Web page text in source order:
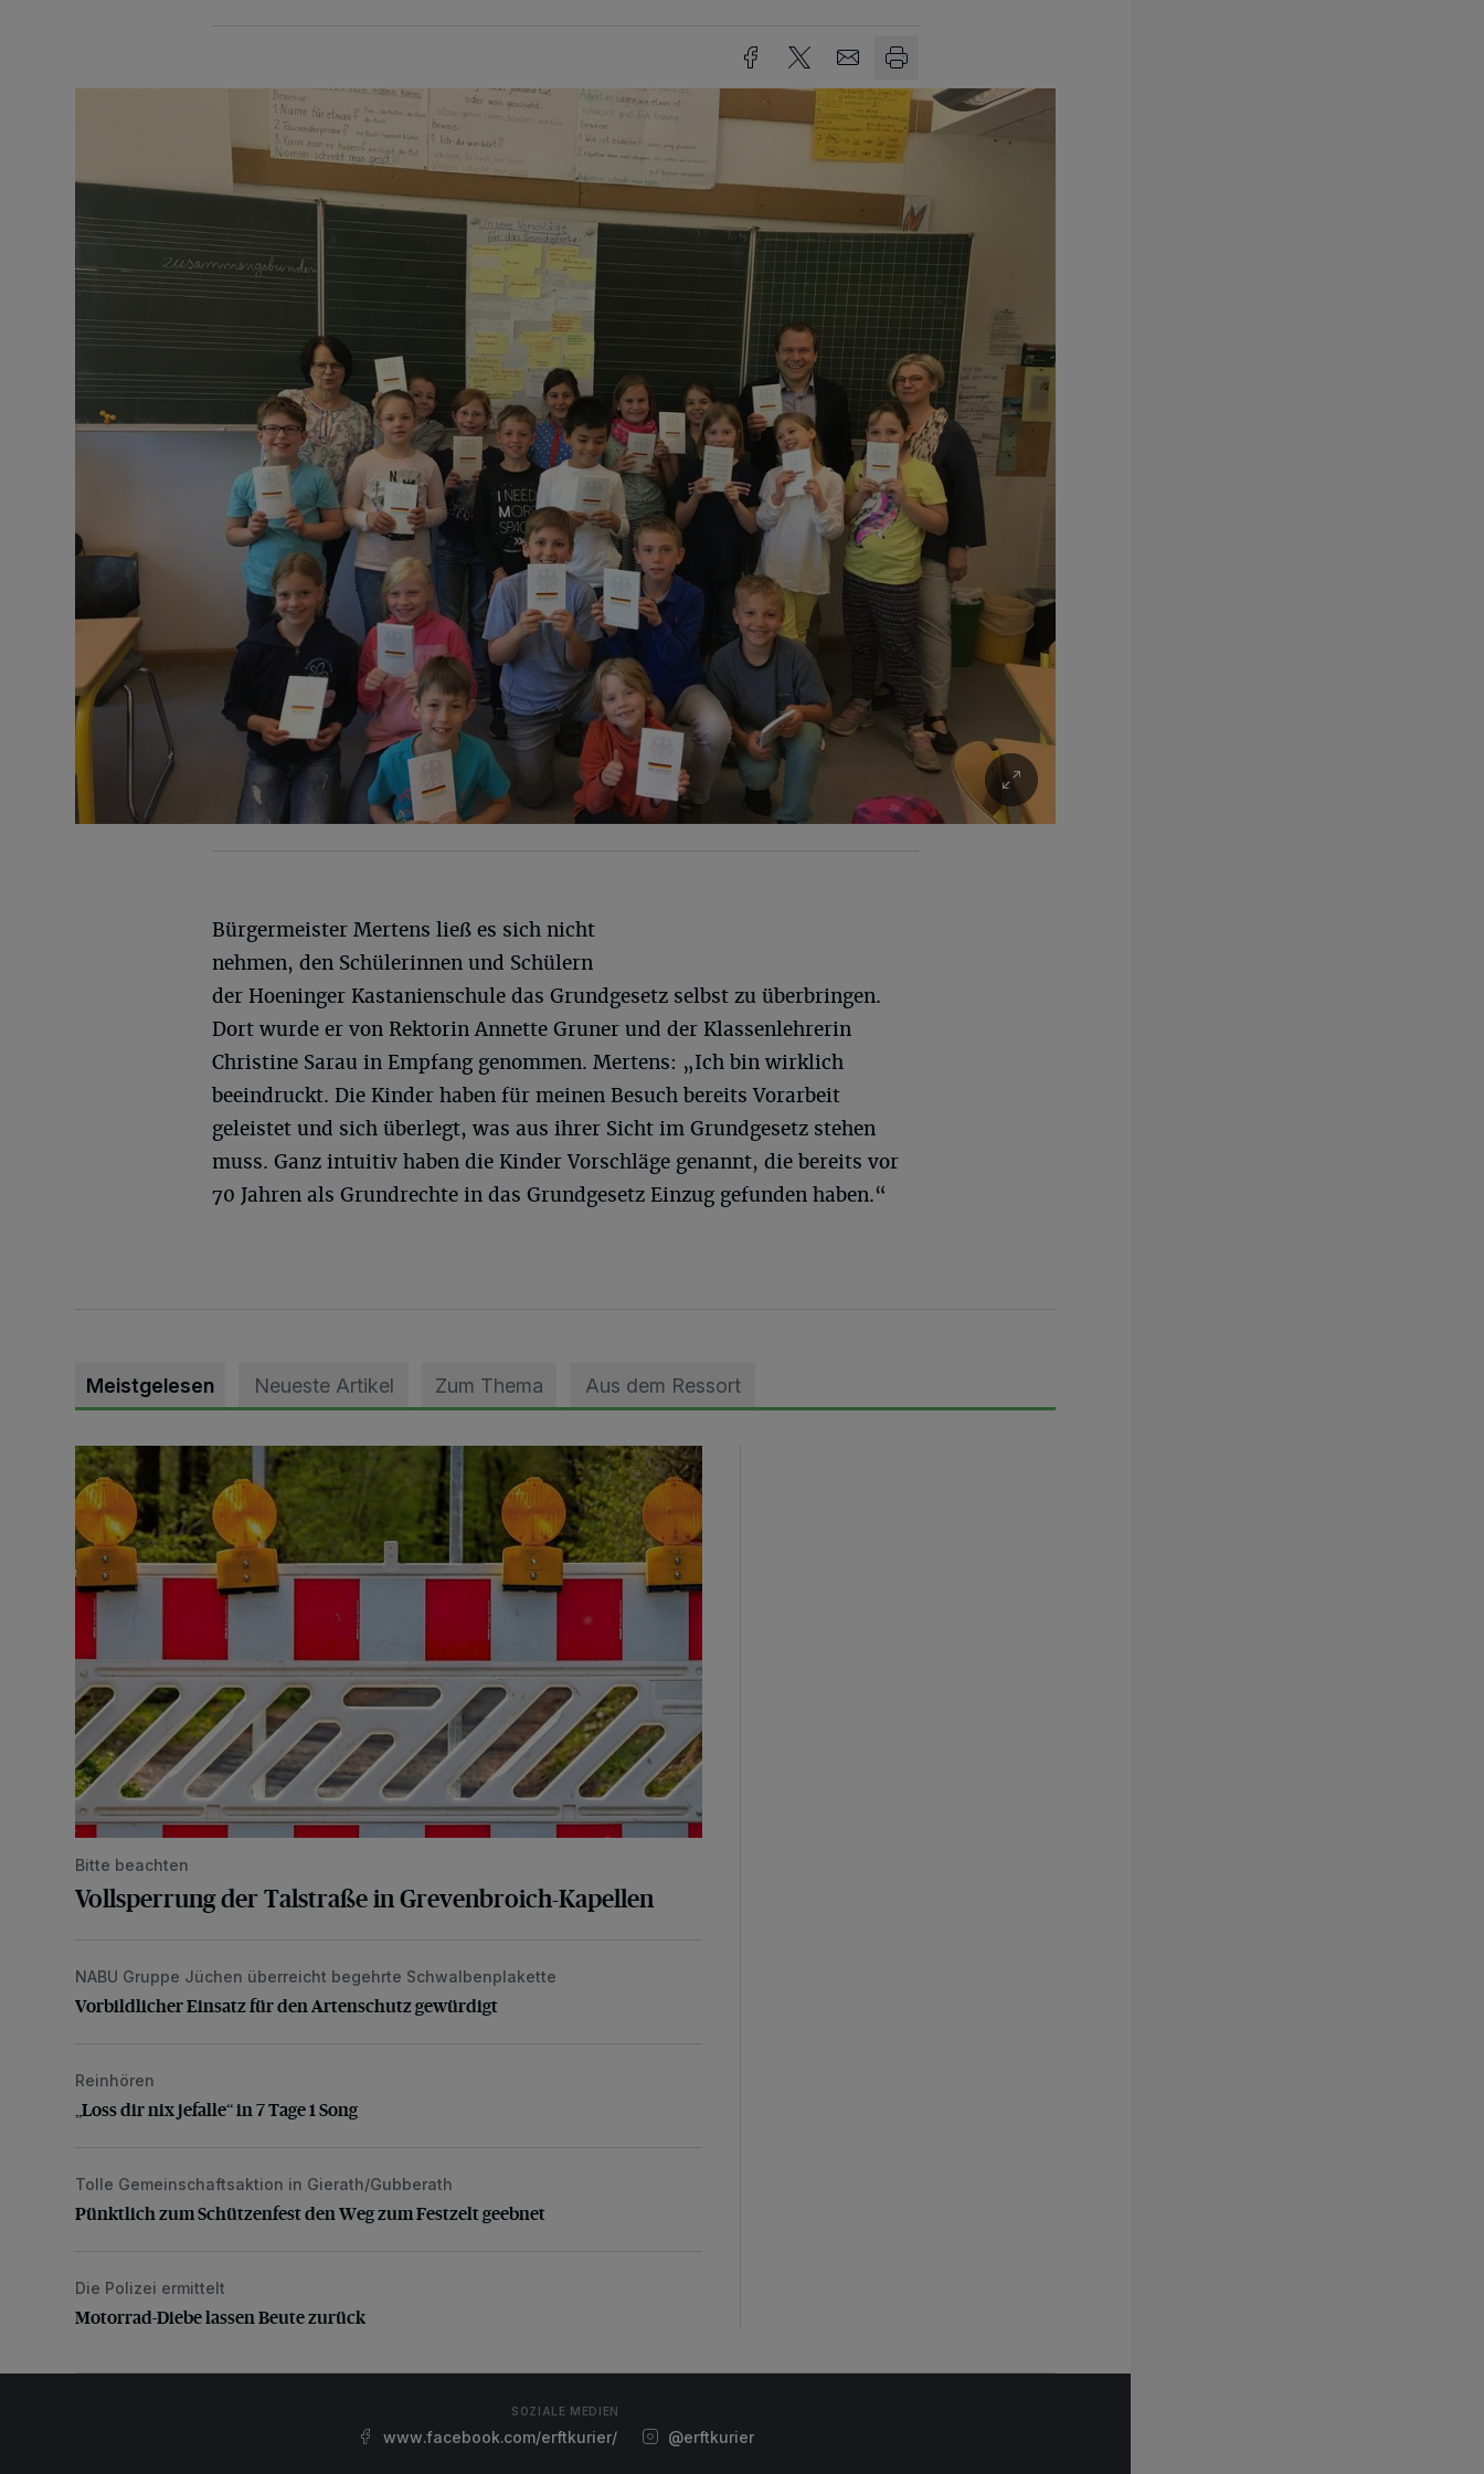
Bürgermeister Mertens ließ es sich nicht
nehmen, den Schülerinnen und Schülern
der Hoeninger Kastanienschule das Grundgesetz selbst zu überbringen.
Dort wurde er von Rektorin Annette Gruner und der Klassenlehrerin
Christine Sarau in Empfang genommen. Mertens: „Ich bin wirklich
beeindruckt. Die Kinder haben für meinen Besuch bereits Vorarbeit
geleistet und sich überlegt, was aus ihrer Sicht im Grundgesetz stehen
muss. Ganz intuitiv haben die Kinder Vorschläge genannt, die bereits vor
70 Jahren als Grundrechte in das Grundgesetz Einzug gefunden haben.“
Meistgelesen Neueste Artikel Zum Thema Aus dem Ressort
Vollsperrung der Talstraße in Grevenbroich-Kapellen
Bitte beachten
Vollsperrung der Talstraße in Grevenbroich-Kapellen
Vorbildlicher Einsatz für den Artenschutz gewürdigt
NABU Gruppe Jüchen überreicht begehrte Schwalbenplakette
Vorbildlicher Einsatz für den Artenschutz gewürdigt
„Loss dir nix jefalle“ in 7 Tage 1 Song
Reinhören
„Loss dir nix jefalle“ in 7 Tage 1 Song
Pünktlich zum Schützenfest den Weg zum Festzelt geebnet
Tolle Gemeinschaftsaktion in Gierath/Gubberath
Pünktlich zum Schützenfest den Weg zum Festzelt geebnet
Motorrad-Diebe lassen Beute zurück
Die Polizei ermittelt
Motorrad-Diebe lassen Beute zurück
SOZIALE MEDIEN
www.facebook.com/erftkurier/ @erftkurier